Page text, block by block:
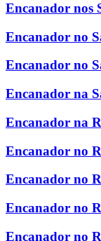
Encanador nos
Encanador no
Encanador no
Encanador na
Encanador na
Encanador no
Encanador no
Encanador no
Encanador no